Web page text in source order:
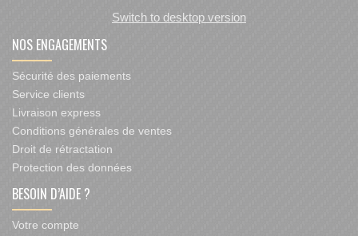
Switch to desktop version
NOS ENGAGEMENTS
Sécurité des paiements
Service clients
Livraison express
Conditions générales de ventes
Droit de rétractation
Protection des données
BESOIN D’AIDE ?
Votre compte